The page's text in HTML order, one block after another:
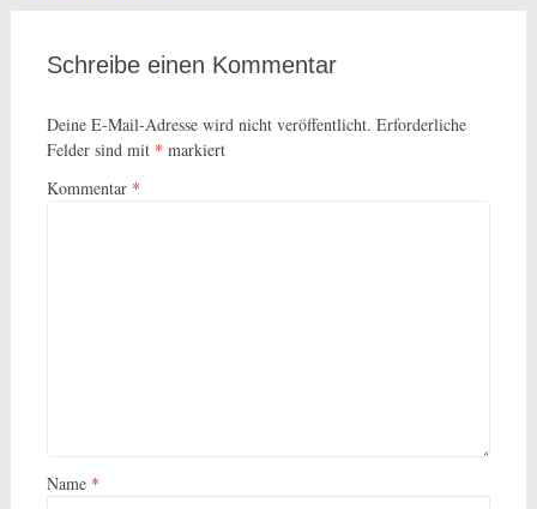
Schreibe einen Kommentar
Deine E-Mail-Adresse wird nicht veröffentlicht. Erforderliche
Felder sind mit * markiert
Kommentar *
Name *